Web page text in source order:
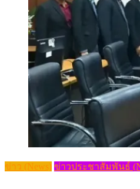
ข่าว (News) ข่าวประชาสัมพันธ์